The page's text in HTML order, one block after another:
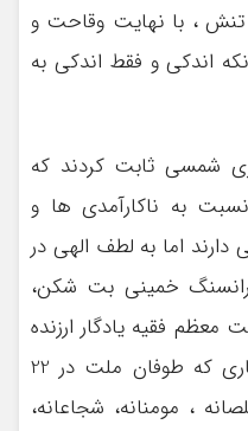
تنش ، با نهایت وقاحت و
اندکی و فقط اندکی به
در 22 بهمن 1401 هجری شمسی ثابت کردند که
به ناکارآمدی ها و
اما به لطف الهی در
خمینی بت شکن،
معظم فقیه یادگار ارزنده
امام عظیم الشان هست. یادگاری که طوفان ملت در 22
، مومنانه، شجاعانه،